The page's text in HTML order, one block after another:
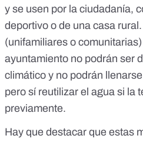
y se usen por la ciudadanía,
deportivo o de una casa
(unifamiliares o
ayuntamiento no podrán ser
climático y no podrán
pero sí reutilizar el agua si la
previamente.
Hay que destacar que estas